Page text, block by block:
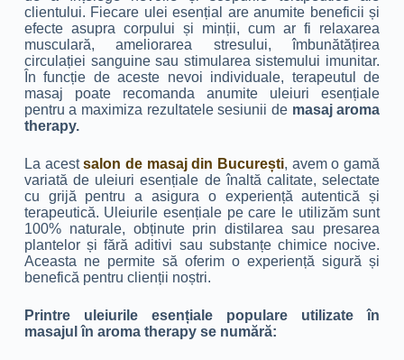
clientului. Fiecare ulei esențial are anumite beneficii și
efecte asupra corpului și minții, cum ar fi relaxarea
musculară, ameliorarea stresului, îmbunătățirea
circulației sanguine sau stimularea sistemului imunitar.
În funcție de aceste nevoi individuale, terapeutul de
masaj poate recomanda anumite uleiuri esențiale
pentru a maximiza rezultatele sesiunii de masaj aroma
therapy.
La acestsalon de masaj din București, avem o gamă
variată de uleiuri esențiale de înaltă calitate, selectate
cu grijă pentru a asigura o experiență autentică și
terapeutică. Uleiurile esențiale pe care le utilizăm sunt
100% naturale, obținute prin distilarea sau presarea
plantelor și fără aditivi sau substanțe chimice nocive.
Aceasta ne permite să oferim o experiență sigură și
benefică pentru clienții noștri.
Printre uleiurile esențiale populare utilizate în
masajul în aroma therapy se numără: